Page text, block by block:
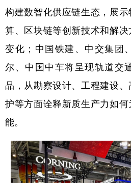
构建数智化供应链生态，展
算、区块链等创新技术和解
变化；中国铁建、中交集团
尔、中国中车将呈现轨道交
品，从勘察设计、工程建设
护等方面诠释新质生产力如
能。